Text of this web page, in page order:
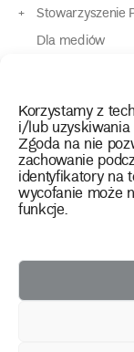
Korzystamy z
i/lub
Zgoda na nie
zachowanie
identyfikatory na
wycofanie może
funkcje.
Stowarzyszenie
Dla mediów
Dla osób o
Kontakt
instagram
twitter
2026 Copyright by
Polityka prywatności